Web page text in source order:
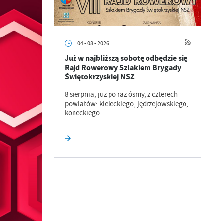
04 - 08 - 2026
Już w najbliższą sobotę odbędzie się
Rajd Rowerowy Szlakiem Brygady
Świętokrzyskiej NSZ
8 sierpnia, już po raz ósmy, z czterech
powiatów: kieleckiego, jędrzejowskiego,
koneckiego...